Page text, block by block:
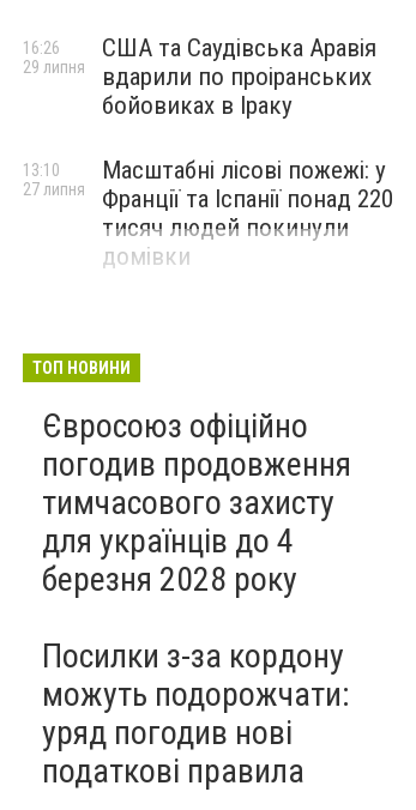
США та Саудівська Аравія
вдарили по проіранських
бойовиках в Іраку
16:26
29 липня
Масштабні лісові пожежі: у
Франції та Іспанії понад 220
тисяч людей покинули
домівки
13:10
27 липня
ТОП НОВИНИ
Євросоюз офіційно
погодив продовження
тимчасового захисту
для українців до 4
березня 2028 року
Посилки з-за кордону
можуть подорожчати:
уряд погодив нові
податкові правила